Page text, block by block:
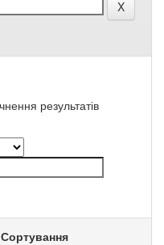
результатів
Сортування